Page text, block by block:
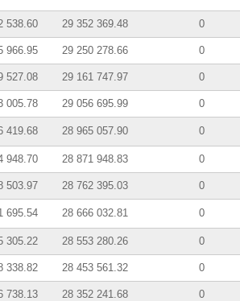
538.60 29 352 369.48 0
966.95 29 250 278.66 0
527.08 29 161 747.97 0
005.78 29 056 695.99 0
419.68 28 965 057.90 0
948.70 28 871 948.83 0
503.97 28 762 395.03 0
695.54 28 666 032.81 0
305.22 28 553 280.26 0
338.82 28 453 561.32 0
738.13 28 352 241.68 0